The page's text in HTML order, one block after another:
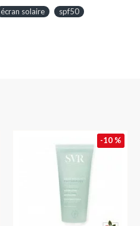
écran solaire spf50
-10 %